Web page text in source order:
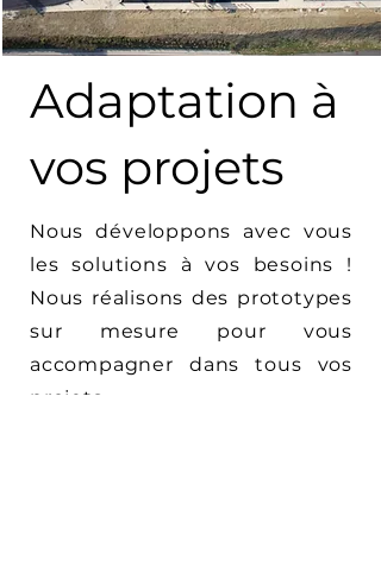
Adaptation à
vos projets
Nous développons avec vous
les solutions à vos besoins !
Nous réalisons des prototypes
sur mesure pour vous
accompagner dans tous vos
projets.